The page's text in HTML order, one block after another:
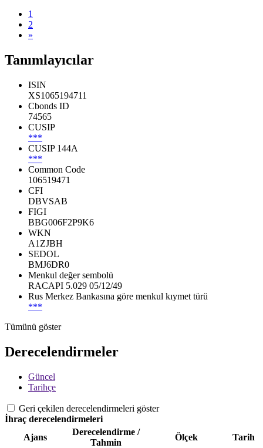
1
2
»
Tanımlayıcılar
ISIN
XS1065194711
Cbonds ID
74565
CUSIP
***
CUSIP 144A
***
Common Code
106519471
CFI
DBVSAB
FIGI
BBG006F2P9K6
WKN
A1ZJBH
SEDOL
BMJ6DR0
Menkul değer sembolü
RACAPI 5.029 05/12/49
Rus Merkez Bankasına göre menkul kıymet türü
***
Tümünü göster
Derecelendirmeler
Güncel
Tarihçe
Geri çekilen derecelendirmeleri göster
İhraç derecelendirmeleri
Ajans
Derecelendirme /
Tahmin
Ölçek Tarih